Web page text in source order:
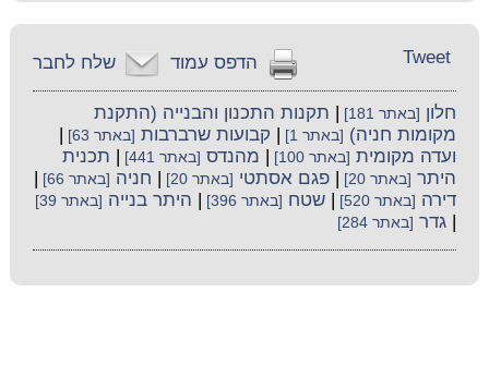
שלח לחבר הדפס עמוד Tweet
חלון [באתר 181]
תקנות התכנון והבנייה (התקנת
מקומות חניה) [באתר 1] קבועות שרברבות [באתר 63]
ועדה מקומית [באתר 100] מהנדס [באתר 441]
תכנית
היתר [באתר 20] |פגם אסתטי [באתר 20] חניה [באתר 66]
דירה [באתר 520] |שטח [באתר 396] היתר בנייה [באתר 39]
|גדר [באתר 284]